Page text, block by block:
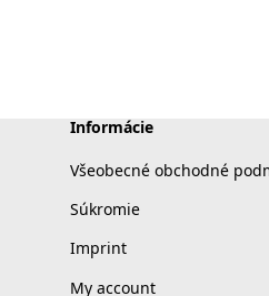
Informácie
Všeobecné obchodné
Súkromie
Imprint
My account